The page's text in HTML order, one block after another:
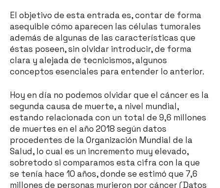
El objetivo de esta entrada es, contar de forma
asequible cómo aparecen las células tumorales
además de algunas de las características que
éstas poseen, sin olvidar introducir, de forma
clara y alejada de tecnicismos, algunos
conceptos esenciales para entender lo anterior.
Hoy en día no podemos olvidar que el cáncer es la
segunda causa de muerte, a nivel mundial,
estando relacionada con un total de 9,6 millones
de muertes en el año 2018 según datos
procedentes de la Organización Mundial de la
Salud, lo cual es un incremento muy elevado,
sobretodo si comparamos esta cifra con la que
se tenía hace 10 años, donde se estimó que 7,6
millones de personas murieron por cáncer (Datos